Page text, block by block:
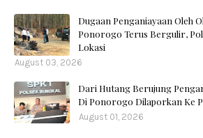
Dugaan Penganiayaan Oleh
Ponorogo Terus Bergulir,
Lokasi
August 03, 2026
Dari Hutang Berujung
Di Ponorogo Dilaporkan Ke
August 01, 2026